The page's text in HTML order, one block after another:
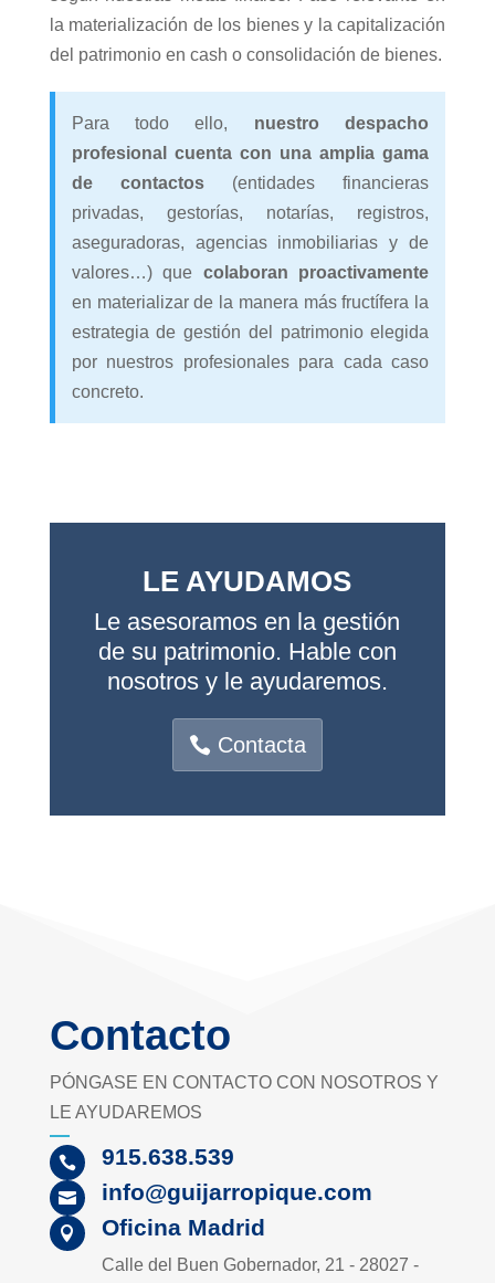
la materialización de los bienes y la capitalización
del patrimonio en cash o consolidación de bienes.
Para todo ello, nuestro despacho
profesional cuenta con una amplia gama
de contactos(entidades financieras
privadas, gestorías, notarías, registros,
aseguradoras, agencias inmobiliarias y de
valores…) que colaboran proactivamente
en materializar de la manera más fructífera la
estrategia de gestión del patrimonio elegida
por nuestros profesionales para cada caso
concreto.
LE AYUDAMOS
Le asesoramos en la gestión
de su patrimonio. Hable con
nosotros y le ayudaremos.
Contacta
Contacto
PÓNGASE EN CONTACTO CON NOSOTROS Y
LE AYUDAREMOS
 915.638.539
 info@guijarropique.com
 Oficina Madrid
Calle del Buen Gobernador, 21 - 28027 -